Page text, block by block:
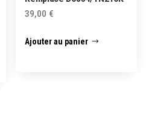
39,00 €
Ajouter au panier